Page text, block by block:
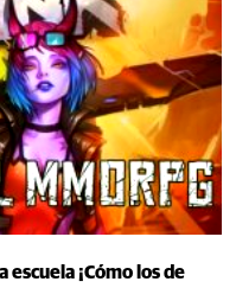
¡Cómo los de